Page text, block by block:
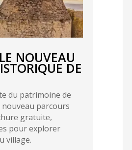
NOUVEAU
DE
du patrimoine de
nouveau parcours
gratuite,
pour explorer
village.